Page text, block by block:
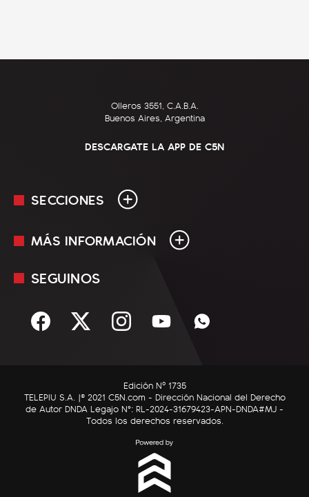
Olleros 3551, C.A.B.A.
Buenos Aires, Argentina
DESCARGATE LA APP DE C5N
SECCIONES
En Vivo
Sociedad
C5N Autos
RatingCero
MÁS INFORMACIÓN
Mediakit
Términos y condiciones
SEGUINOS
Edición Nº 1735
TELEPIU S.A. |© 2021 C5N.com - Dirección Nacional del Derecho
de Autor DNDA Legajo N°: RL-2024-31679423-APN-DNDA#MJ -
Todos los derechos reservados.